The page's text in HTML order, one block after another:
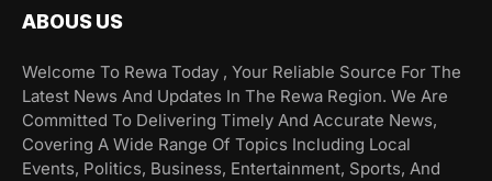
ABOUS US
Welcome To Rewa Today , Your Reliable Source For The
Latest News And Updates In The Rewa Region. We Are
Committed To Delivering Timely And Accurate News,
Covering A Wide Range Of Topics Including Local
Events, Politics, Business, Entertainment, Sports, And